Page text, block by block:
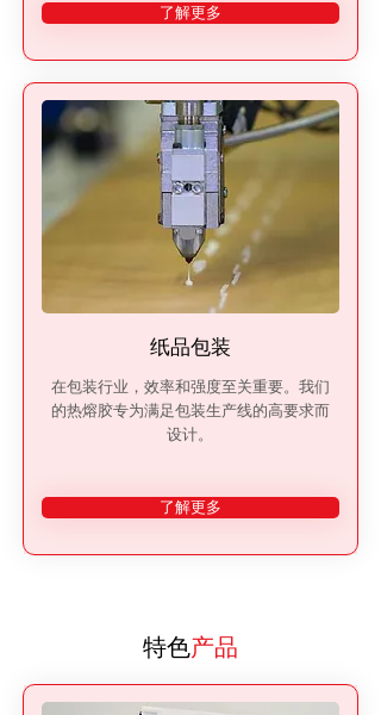
了解更多
纸品包装
在包装行业，效率和强度至关重要。我们
的热熔胶专为满足包装生产线的高要求而
设计。
了解更多
特色产品